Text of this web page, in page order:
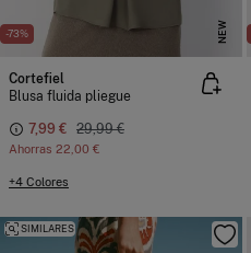
-73% NEW
Cortefiel
Blusa fluida pliegue
7,99 € 29,99 €
Ahorras 22,00 €
+4 Colores
SIMILARES